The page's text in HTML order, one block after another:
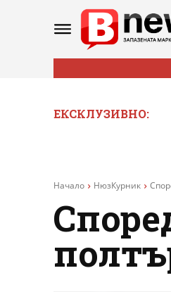
ЕКСКЛУЗИВНО:
Начало НюзКурник